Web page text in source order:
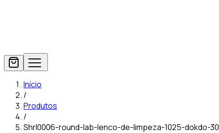
Início
/
Produtos
/
Shrl0006-round-lab-lenco-de-limpeza-1025-dokdo-